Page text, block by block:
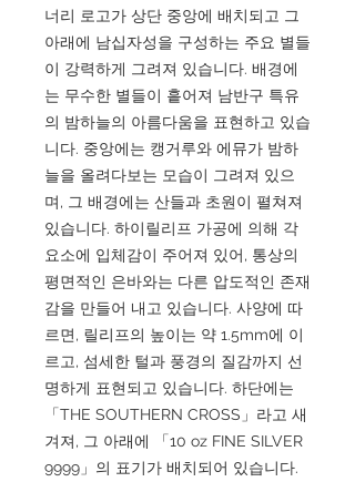
너리 로고가 상단 중앙에 배치되고 그
아래에 남십자성을 구성하는 주요 별들
이 강력하게 그려져 있습니다. 배경에
는 무수한 별들이 흩어져 남반구 특유
의 밤하늘의 아름다움을 표현하고 있습
니다. 중앙에는 캥거루와 에뮤가 밤하
늘을 올려다보는 모습이 그려져 있으
며, 그 배경에는 산들과 초원이 펼쳐져
있습니다. 하이릴리프 가공에 의해 각
요소에 입체감이 주어져 있어, 통상의
평면적인 은바와는 다른 압도적인 존재
감을 만들어 내고 있습니다. 사양에 따
르면, 릴리프의 높이는 약 1.5mm에 이
르고, 섬세한 털과 풍경의 질감까지 선
명하게 표현되고 있습니다. 하단에는
「THE SOUTHERN CROSS」라고 새
겨져, 그 아래에 「10 oz FINE SILVER
9999」의 표기가 배치되어 있습니다.